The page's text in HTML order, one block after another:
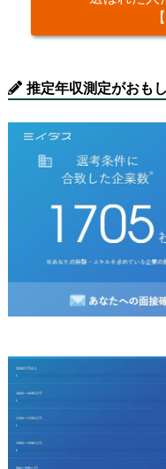
推定年収測定がおも